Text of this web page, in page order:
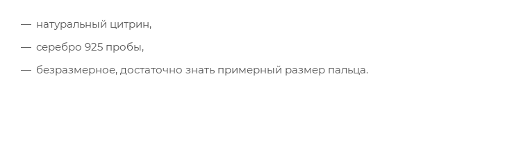
натуральный цитрин,
серебро 925 пробы,
безразмерное, достаточно знать примерный размер пальца.